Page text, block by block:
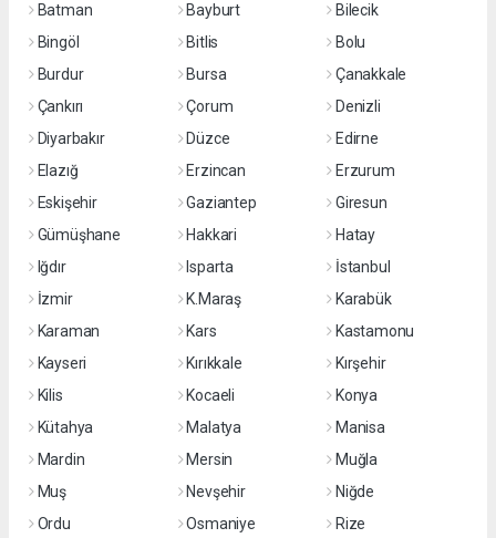
Batman
Bayburt
Bilecik
Bingöl
Bitlis
Bolu
Burdur
Bursa
Çanakkale
Çankırı
Çorum
Denizli
Diyarbakır
Düzce
Edirne
Elazığ
Erzincan
Erzurum
Eskişehir
Gaziantep
Giresun
Gümüşhane
Hakkari
Hatay
Iğdır
Isparta
İstanbul
İzmir
K.Maraş
Karabük
Karaman
Kars
Kastamonu
Kayseri
Kırıkkale
Kırşehir
Kilis
Kocaeli
Konya
Kütahya
Malatya
Manisa
Mardin
Mersin
Muğla
Muş
Nevşehir
Niğde
Ordu
Osmaniye Rize